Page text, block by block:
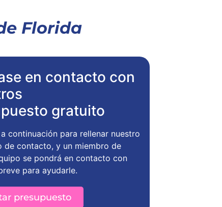
Florida
en contacto con
gratuito
continuación para rellenar nuestro
de contacto, y un miembro de
se pondrá en contacto con
para ayudarle.
presupuesto